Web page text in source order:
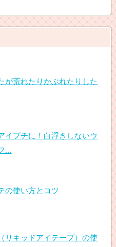
が荒れたりかぶれたりした
イプチに！白浮きしないウ
...
の使い方とコツ
リキッドアイテープ）の使